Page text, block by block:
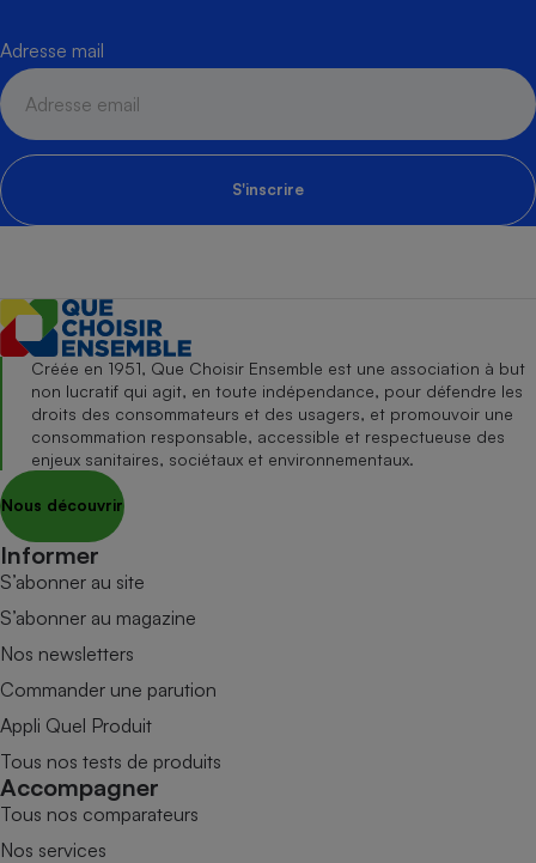
Adresse mail
S'inscrire
Créée en 1951, Que Choisir Ensemble est une association à but
non lucratif qui agit, en toute indépendance, pour défendre les
droits des consommateurs et des usagers, et promouvoir une
consommation responsable, accessible et respectueuse des
enjeux sanitaires, sociétaux et environnementaux.
Nous découvrir
Informer
S’abonner au site
S’abonner au magazine
Nos newsletters
Commander une parution
Appli Quel Produit
Tous nos tests de produits
Accompagner
Tous nos comparateurs
Nos services